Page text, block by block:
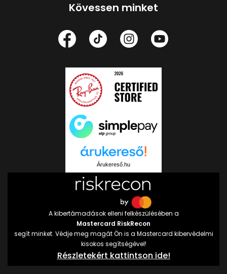
Kövessen minket
Árukereső.hu
A kibertámadások elleni felkészülésében a
Mastercard RiskRecon
segít minket. Védje meg magát Ön is a Mastercard kibervédelmi
kisokos segítségével!
Részletekért kattintson ide!